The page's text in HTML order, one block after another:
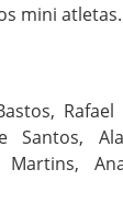
mini atletas.
Rafael
Santos,
Martins,